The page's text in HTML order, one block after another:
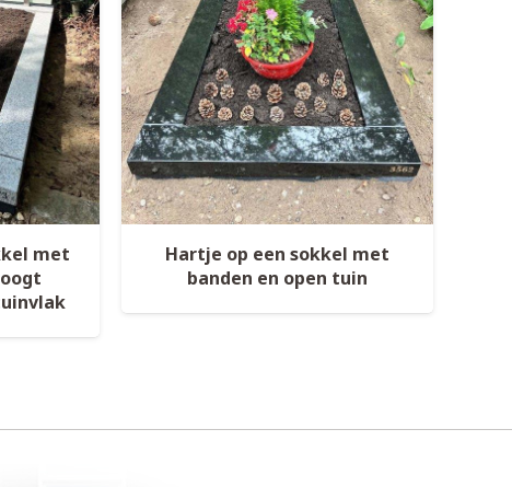
met
Hartje op een sokkel met
banden en open tuin